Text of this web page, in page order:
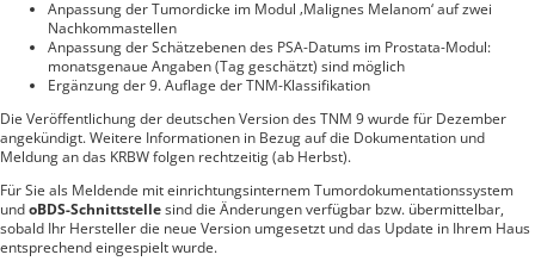
Anpassung der Tumordicke im Modul ‚Malignes Melanom‘ auf zwei
Nachkommastellen
Anpassung der Schätzebenen des PSA-Datums im Prostata-Modul:
monatsgenaue Angaben (Tag geschätzt) sind möglich
Ergänzung der 9. Auflage der TNM-Klassifikation
Die Veröffentlichung der deutschen Version des TNM 9 wurde für Dezember
angekündigt. Weitere Informationen in Bezug auf die Dokumentation und
Meldung an das KRBW folgen rechtzeitig (ab Herbst).
Für Sie als Meldende mit einrichtungsinternem Tumordokumentationssystem
undoBDS-Schnittstellesind die Änderungen verfügbar bzw. übermittelbar,
sobald Ihr Hersteller die neue Version umgesetzt und das Update in Ihrem Haus
entsprechend eingespielt wurde.